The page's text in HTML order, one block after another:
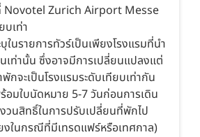
Novotel Zurich Airport Messe
บเท่า
ในรายการทัวร์เป็นเพียงโรงแรมที่นำ
เท่านั้น ซึ่งอาจมีการเปลี่ยนแปลงแต่
พักจะเป็นโรงแรมระดับเทียบเท่ากัน
อมใบนัดหมาย 5-7 วันก่อนการเดิน
วนสิทธิ์ในการปรับเปลี่ยนที่พักไป
งในกรณีที่มีเทรดแฟร์หรือเทศกาล)